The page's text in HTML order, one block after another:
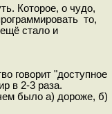
Которое, о чудо,
то,
стало и
говорит "доступное
в 2-3 раза.
было а) дороже, б)